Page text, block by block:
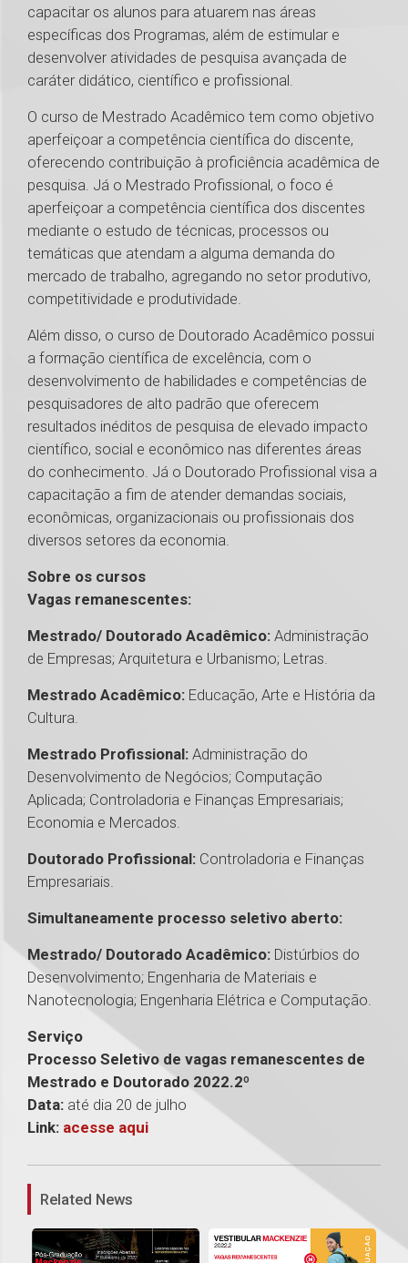
capacitar os alunos para atuarem nas áreas
específicas dos Programas, além de estimular e
desenvolver atividades de pesquisa avançada de
caráter didático, científico e profissional.
O curso de Mestrado Acadêmico tem como objetivo
aperfeiçoar a competência científica do discente,
oferecendo contribuição à proficiência acadêmica de
pesquisa. Já o Mestrado Profissional, o foco é
aperfeiçoar a competência científica dos discentes
mediante o estudo de técnicas, processos ou
temáticas que atendam a alguma demanda do
mercado de trabalho, agregando no setor produtivo,
competitividade e produtividade.
Além disso, o curso de Doutorado Acadêmico possui
a formação científica de excelência, com o
desenvolvimento de habilidades e competências de
pesquisadores de alto padrão que oferecem
resultados inéditos de pesquisa de elevado impacto
científico, social e econômico nas diferentes áreas
do conhecimento. Já o Doutorado Profissional visa a
capacitação a fim de atender demandas sociais,
econômicas, organizacionais ou profissionais dos
diversos setores da economia.
Sobre os cursos
Vagas remanescentes:
Mestrado/ Doutorado Acadêmico: Administração
de Empresas; Arquitetura e Urbanismo; Letras.
Mestrado Acadêmico: Educação, Arte e História da
Cultura.
Mestrado Profissional: Administração do
Desenvolvimento de Negócios; Computação
Aplicada; Controladoria e Finanças Empresariais;
Economia e Mercados.
Doutorado Profissional: Controladoria e Finanças
Empresariais.
Simultaneamente processo seletivo aberto:
Mestrado/ Doutorado Acadêmico: Distúrbios do
Desenvolvimento; Engenharia de Materiais e
Nanotecnologia; Engenharia Elétrica e Computação.
Serviço
Processo Seletivo de vagas remanescentes de
Mestrado e Doutorado 2022.2º
Data: até dia 20 de julho
Link: acesse aqui
Related News